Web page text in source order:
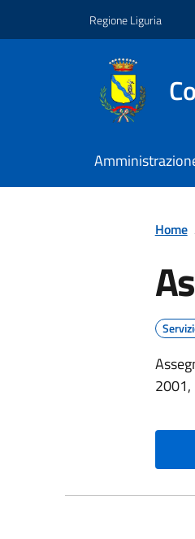
Regione Liguria
Home
2001,